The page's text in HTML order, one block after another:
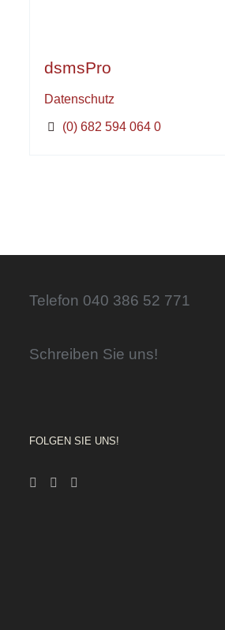
dsmsPro
Datenschutz
(0) 682 594 064 0
Telefon 040 386 52 771
Schreiben Sie uns!
FOLGEN SIE UNS!